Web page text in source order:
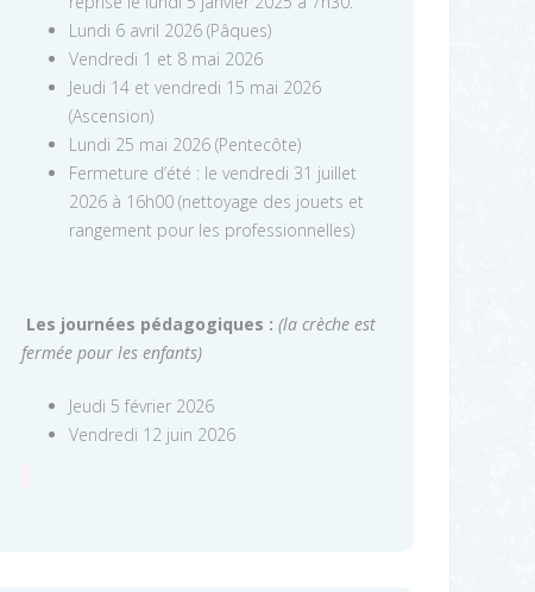
Lundi 6 avril 2026 (Pâques)
Vendredi 1 et 8 mai 2026
Jeudi 14 et vendredi 15 mai 2026
(Ascension)
Lundi 25 mai 2026 (Pentecôte)
Fermeture d’été : le vendredi 31 juillet
2026 à 16h00 (nettoyage des jouets et
rangement pour les professionnelles)
Les journées pédagogiques : (la crèche est
fermée pour les enfants)
Jeudi 5 février 2026
Vendredi 12 juin 2026